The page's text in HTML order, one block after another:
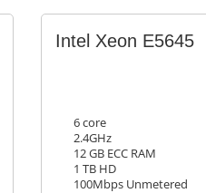
Intel Xeon E5645
6 core
2.4GHz
12 GB ECC RAM
1 TB HD
100Mbps Unmetered